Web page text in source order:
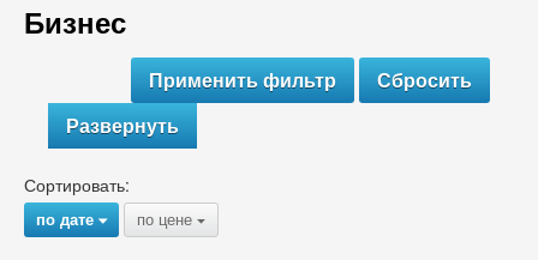
Бизнес
Развернуть
Сортировать:
по дате{ по цене {